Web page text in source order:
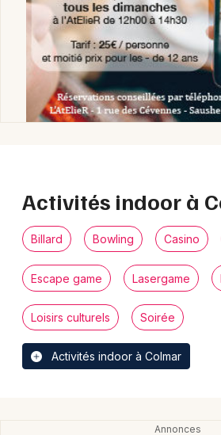
Activités indoor à
Billard Bowling Casino
Escape game Lasergame
Loisirs culturels Soirée
Activités indoor à Colmar